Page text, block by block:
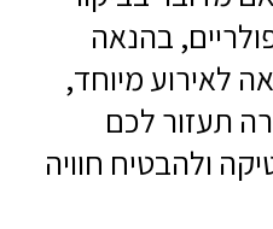
בהנאה
לאירוע מיוחד,
תעזור לכם
ולהבטיח חוויה